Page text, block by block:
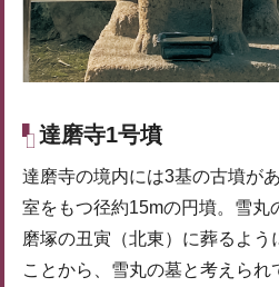
達磨寺1号墳
達磨寺の境内には3基の古墳が
室をもつ径約15mの円墳。雪丸
磨塚の丑寅（北東）に葬るよう
ことから、雪丸の墓と考えられ